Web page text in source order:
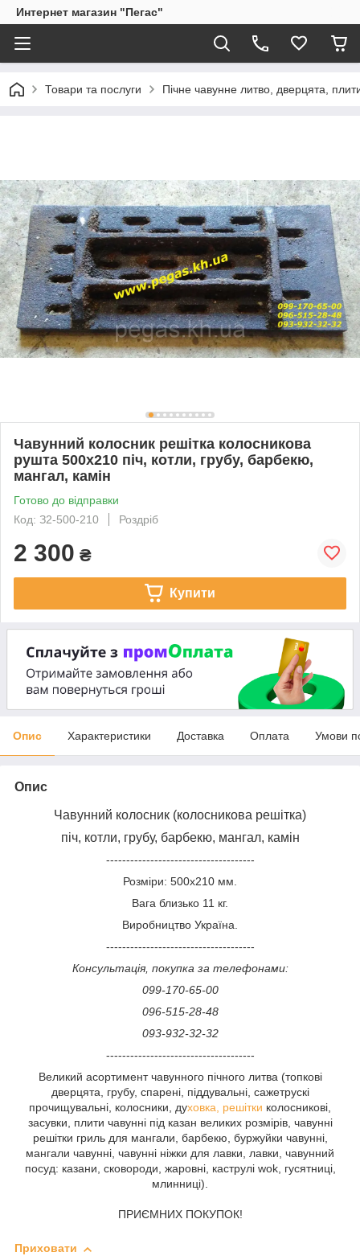
Интернет магазин "Пегас"
Товари та послуги Пічне чавунне литво, дверцята,
Чавунний колосник решітка колосникова
рушта 500х210 піч, котли, грубу, барбекю,
мангал, камін
Готово до відправки
Код: З2-500-210
Роздріб
2 300 ₴
Купити
Опис Характеристики Доставка Оплата Умови
Опис
Чавунний колосник (колосникова решітка)
піч, котли, грубу, барбекю, мангал, камін
-------------------------------------
Розміри: 500х210 мм.
Вага близько 11 кг.
Виробництво Україна.
-------------------------------------
Консультація, покупка за телефонами:
099-170-65-00
096-515-28-48
093-932-32-32
-------------------------------------
Великий асортимент чавунного пічного литва (топкові
дверцята, грубу, спарені, піддувальні, сажетрускі
прочищувальні, колосники, духовка, решітки колосникові,
засувки, плити чавунні під казан великих розмірів, чавунні
решітки гриль для мангали, барбекю, буржуйки чавунні,
мангали чавунні, чавунні ніжки для лавки, лавки, чавунний
посуд: казани, сковороди, жаровні, каструлі wok, гусятниці,
млинниці).
ПРИЄМНИХ ПОКУПОК!
Приховати